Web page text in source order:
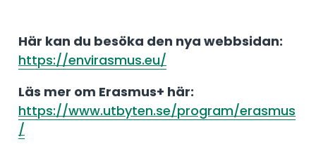
Här kan du besöka den nya webbsidan:
https://envirasmus.eu/
Läs mer om Erasmus+ här:
https://www.utbyten.se/program/erasmus
/